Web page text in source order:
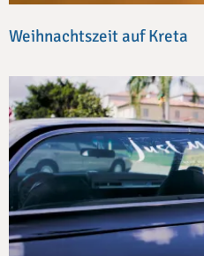
Weihnachtszeit auf Kreta